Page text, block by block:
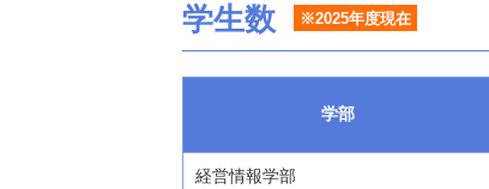
学生数 ※2025年度現在
学部
経営情報学部